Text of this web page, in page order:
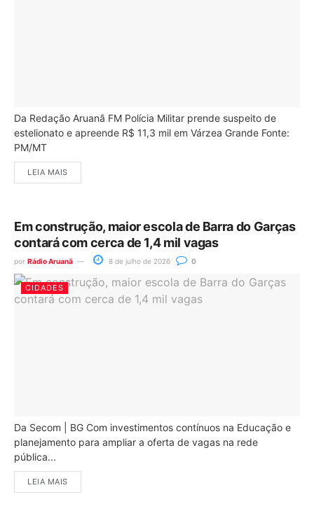
Da Redação Aruanã FM Polícia Militar prende suspeito de
estelionato e apreende R$ 11,3 mil em Várzea Grande Fonte:
PM/MT
LEIA MAIS
Em construção, maior escola de Barra do Garças
contará com cerca de 1,4 mil vagas
por Rádio Aruanã 8 de julho de 2026 0
CIDADES
Da Secom | BG Com investimentos contínuos na Educação e
planejamento para ampliar a oferta de vagas na rede
pública...
LEIA MAIS